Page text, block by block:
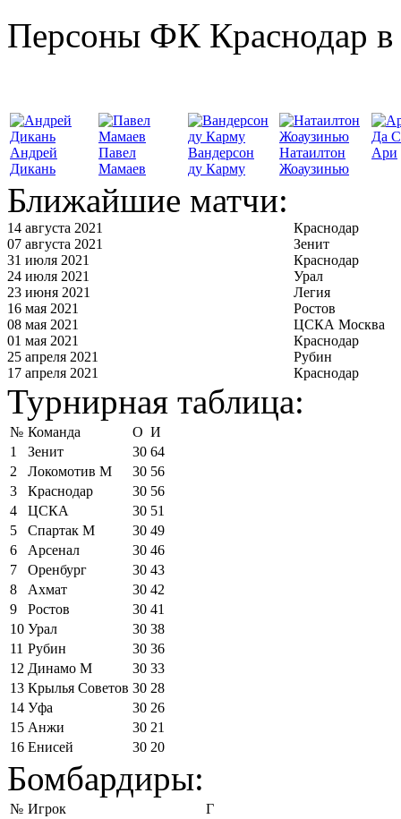
Персоны ФК Краснодар в
Андрей
Дикань
Павел
Мамаев
Вандерсон
ду Карму
Натаилтон
Жоаузинью
Да
Ари
Ближайшие матчи:
14 августа 2021
Краснодар
07 августа 2021
Зенит
31 июля 2021
Краснодар
24 июля 2021
Урал
23 июня 2021
Легия
16 мая 2021
Ростов
08 мая 2021
ЦСКА Москва
01 мая 2021
Краснодар
25 апреля 2021
Рубин
17 апреля 2021
Краснодар
Турнирная таблица:
№ Команда О И
1
Зенит 30 64
2
Локомотив М 30 56
3
Краснодар 30 56
4
ЦСКА 30 51
5
Спартак М 30 49
6
Арсенал 30 46
7
Оренбург 30 43
8
Ахмат 30 42
9
Ростов 30 41
10 Урал 30 38
11 Рубин 30 36
12 Динамо М 30 33
13 Крылья Советов 30 28
14 Уфа 30 26
15 Анжи 30 21
16 Енисей 30 20
Бомбардиры:
№ Игрок
Г